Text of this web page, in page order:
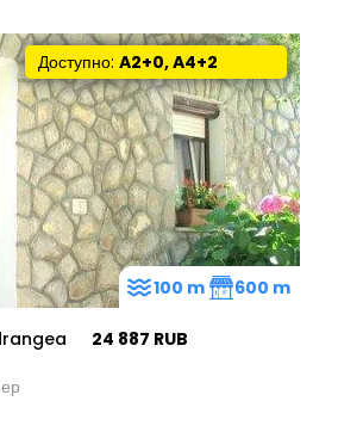
Доступно: A2+0, A4+2
24 887 RUB
100 m 600 m